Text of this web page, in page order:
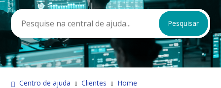
Centro de ajuda Clientes Home